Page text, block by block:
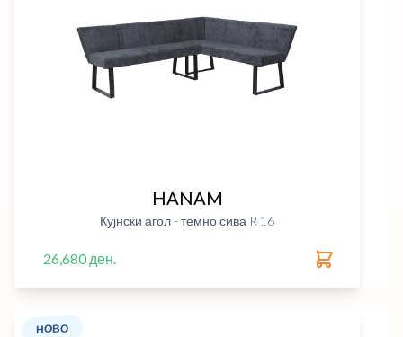
HANAM
Кујнски агол - темно сива R 16
26,680 ден.
НОВО